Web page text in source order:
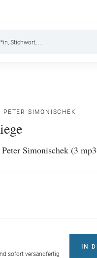
PETER SIMONISCHEK
Simonischek (3
sofort versandfertig
IN